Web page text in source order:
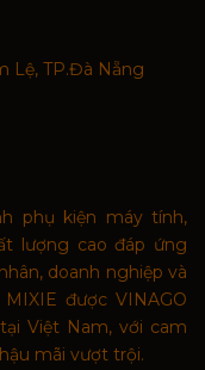
Lệ, TP.Đà Nẵng
phụ kiện máy tính,
lượng cao đáp ứng
doanh nghiệp và
được VINAGO
Việt Nam, với cam
mãi vượt trội.